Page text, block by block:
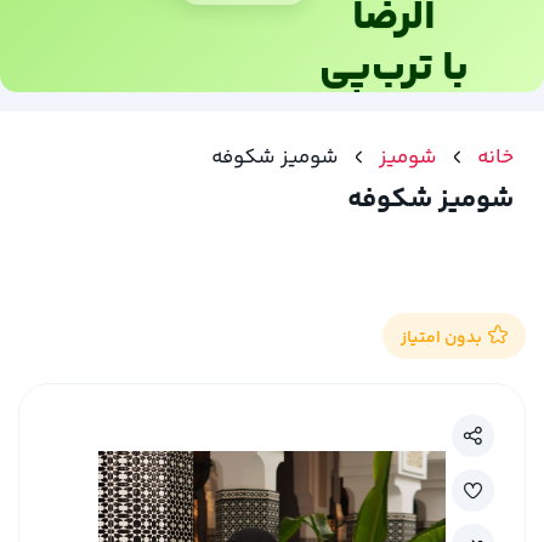
الرضا
با ترب‌پی
خانه شومیز شومیز شکوفه
شومیز شکوفه
بدون امتیاز